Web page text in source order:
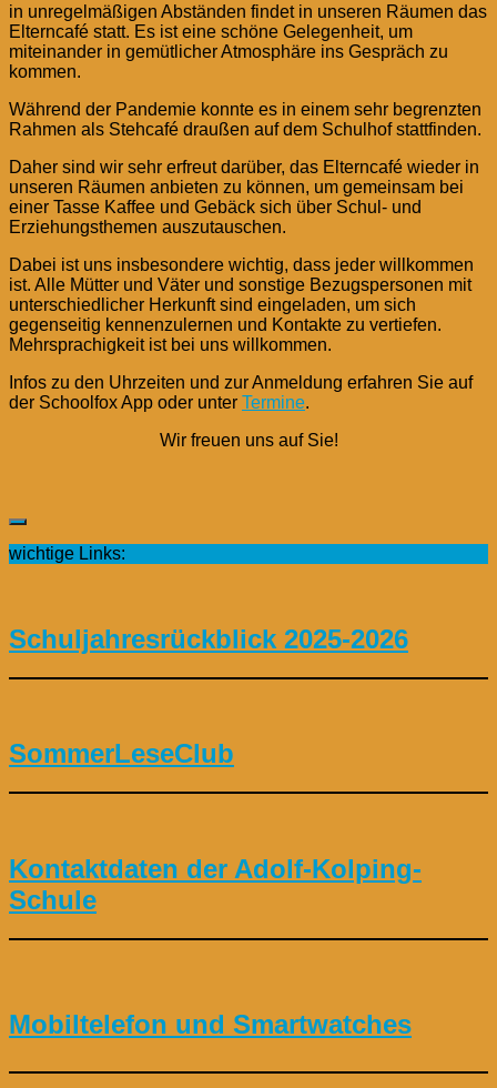
in unregelmäßigen Abständen findet in unseren Räumen das
Elterncafé statt. Es ist eine schöne Gelegenheit, um
miteinander in gemütlicher Atmosphäre ins Gespräch zu
kommen.
Während der Pandemie konnte es in einem sehr begrenzten
Rahmen als Stehcafé draußen auf dem Schulhof stattfinden.
Daher sind wir sehr erfreut darüber, das Elterncafé wieder in
unseren Räumen anbieten zu können, um gemeinsam bei
einer Tasse Kaffee und Gebäck sich über Schul- und
Erziehungsthemen auszutauschen.
Dabei ist uns insbesondere wichtig, dass jeder willkommen
ist. Alle Mütter und Väter und sonstige Bezugspersonen mit
unterschiedlicher Herkunft sind eingeladen, um sich
gegenseitig kennenzulernen und Kontakte zu vertiefen.
Mehrsprachigkeit ist bei uns willkommen.
Infos zu den Uhrzeiten und zur Anmeldung erfahren Sie auf
der Schoolfox App oder unter Termine.
Wir freuen uns auf Sie!
wichtige Links:
Schuljahresrückblick 2025-2026
SommerLeseClub
Kontaktdaten der Adolf-Kolping-
Schule
Mobiltelefon und Smartwatches